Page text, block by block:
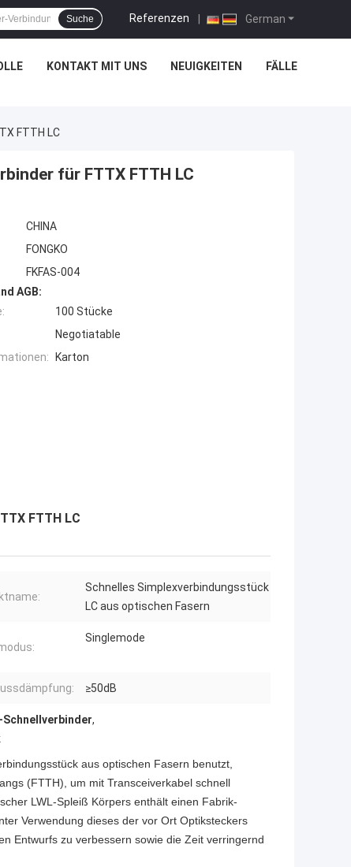
German
Referenzen |
Suche
KONTAKT MIT UNS NEUIGKEITEN FÄLLE
FTTH LC
für FTTX FTTH LC
CHINA
FONGKO
FKFAS-004
AGB:
100 Stücke
Negotiatable
Karton
FTTH LC
Schnelles Simplexverbindungsstück
LC aus optischen Fasern
Singlemode
≥50dB
Schnellverbinder,
aus optischen Fasern benutzt,
(FTTH), um mit Transceiverkabel schnell
LWL-Spleiß Körpers enthält einen Fabrik-
Verwendung dieses der vor Ort Optiksteckers
Entwurfs zu verbessern sowie die Zeit verringernd